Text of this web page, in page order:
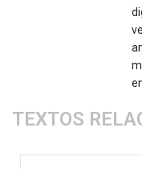
TEXTOS